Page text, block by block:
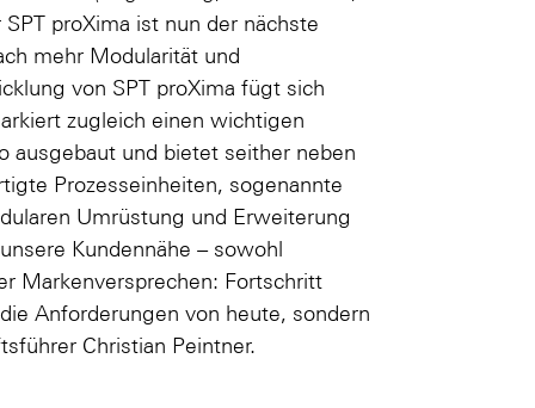
proXima ist nun der nächste
mehr Modularität und
von SPT proXima fügt sich
zugleich einen wichtigen
ausgebaut und bietet seither neben
Prozesseinheiten, sogenannte
Umrüstung und Erweiterung
Kundennähe – sowohl
Markenversprechen: Fortschritt
Anforderungen von heute, sondern
Christian Peintner.